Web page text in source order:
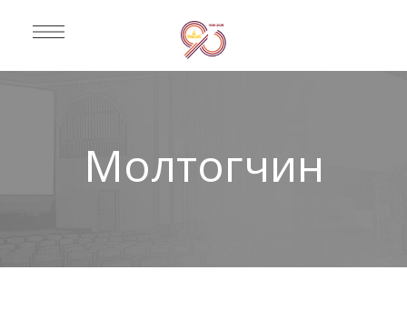
Молтогчин